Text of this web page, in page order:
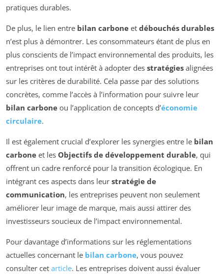
pratiques durables.
De plus, le lien entre bilan carbone et débouchés durables
n’est plus à démontrer. Les consommateurs étant de plus en
plus conscients de l’impact environnemental des produits, les
entreprises ont tout intérêt à adopter des stratégies alignées
sur les critères de durabilité. Cela passe par des solutions
concrètes, comme l’accès à l’information pour suivre leur
bilan carbone ou l’application de concepts d’économie
circulaire.
Il est également crucial d’explorer les synergies entre le bilan
carbone et les Objectifs de développement durable, qui
offrent un cadre renforcé pour la transition écologique. En
intégrant ces aspects dans leur stratégie de
communication, les entreprises peuvent non seulement
améliorer leur image de marque, mais aussi attirer des
investisseurs soucieux de l’impact environnemental.
Pour davantage d’informations sur les réglementations
actuelles concernant le bilan carbone, vous pouvez
consulter cet article. Les entreprises doivent aussi évaluer